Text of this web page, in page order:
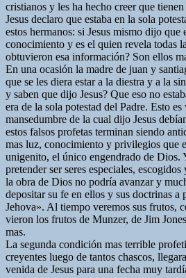
cristianos y les ha hecho creer que
Jesus declaro que estaba en la sola
estos hermanos: si Jesus mismo dijo que
conocimiento y es el quien revela todas
obtuvieron esa información? Son ellos
En una ocasión la madre de juan y
que se les diera estar a la diestra y a la
y saben que dijo Jesus? Que eso no
era de la sola potestad del Padre. Esto
mansedumbre de la cual dijo Jesus
estos falsos profetas terminan siendo
mas luz, conocimiento y privilegios que
unigenito, el único engendrado de Dios.
pretender ser seres especiales,
la obra de Dios no podría avanzar y
depositar su fe en ellos y sus doctrinas a
Jehova». Al tiempo veremos sus frutos,
vieron los frutos de Munzer, de Jim
mas.
La segunda condición mas terrible
creyentes luego de tantos chascos,
venida de Jesus para una fecha muy